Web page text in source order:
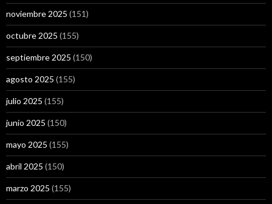
noviembre 2025 (151)
octubre 2025 (155)
septiembre 2025 (150)
agosto 2025 (155)
julio 2025 (155)
junio 2025 (150)
mayo 2025 (155)
abril 2025 (150)
marzo 2025 (155)